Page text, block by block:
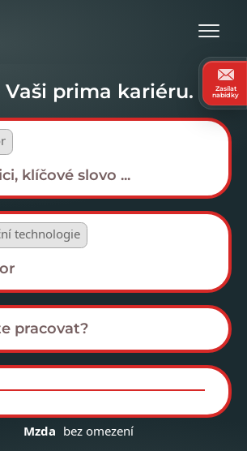
prima kariéru.
technologie
Mzda bez omezení
Zasílat
nabídky